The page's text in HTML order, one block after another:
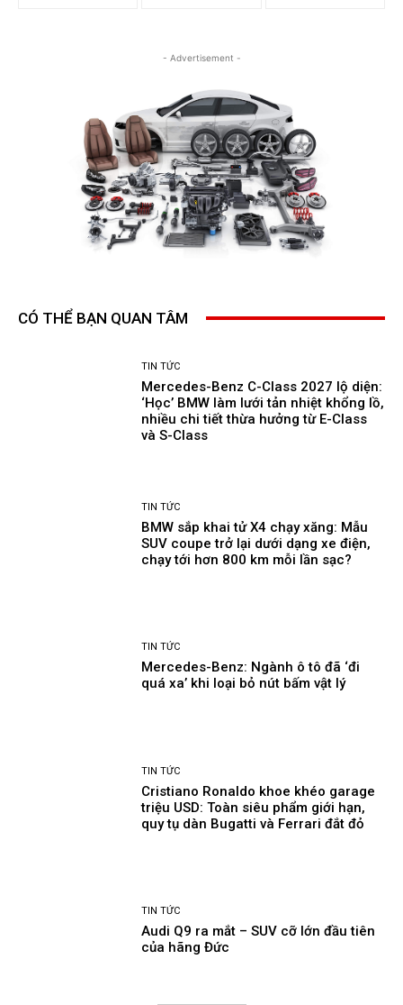
- Advertisement -
CÓ THỂ BẠN QUAN TÂM
TIN TỨC
Mercedes-Benz C-Class 2027 lộ diện:
‘Học’ BMW làm lưới tản nhiệt khổng lồ,
nhiều chi tiết thừa hưởng từ E-Class
và S-Class
TIN TỨC
BMW sắp khai tử X4 chạy xăng: Mẫu
SUV coupe trở lại dưới dạng xe điện,
chạy tới hơn 800 km mỗi lần sạc?
TIN TỨC
Mercedes-Benz: Ngành ô tô đã ‘đi
quá xa’ khi loại bỏ nút bấm vật lý
TIN TỨC
Cristiano Ronaldo khoe khéo garage
triệu USD: Toàn siêu phẩm giới hạn,
quy tụ dàn Bugatti và Ferrari đắt đỏ
TIN TỨC
Audi Q9 ra mắt – SUV cỡ lớn đầu tiên
của hãng Đức